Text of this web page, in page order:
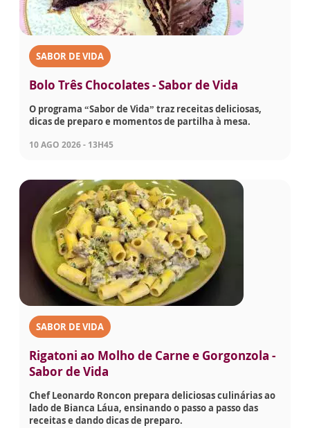
SABOR DE VIDA
Bolo Três Chocolates - Sabor de Vida
O programa “Sabor de Vida” traz receitas deliciosas,
dicas de preparo e momentos de partilha à mesa.
10 AGO 2026 - 13H45
SABOR DE VIDA
Rigatoni ao Molho de Carne e Gorgonzola -
Sabor de Vida
Chef Leonardo Roncon prepara deliciosas culinárias ao
lado de Bianca Láua, ensinando o passo a passo das
receitas e dando dicas de preparo.